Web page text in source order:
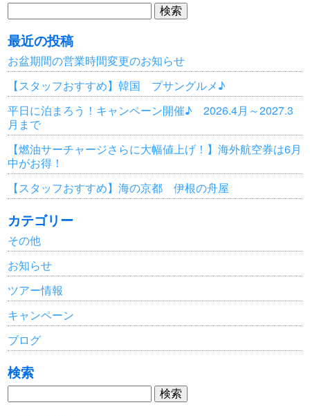
検
索:
最近の投稿
お盆期間の営業時間変更のお知らせ
【スタッフおすすめ】韓国 プサングルメ♪
平日に泊まろう！キャンペーン開催♪ 2026.4月～2027.3
月まで
【燃油サーチャージさらに大幅値上げ！】海外航空券は6月
中がお得！
【スタッフおすすめ】海の京都 伊根の舟屋
カテゴリー
その他
お知らせ
ツアー情報
キャンペーン
ブログ
検索
検
索: